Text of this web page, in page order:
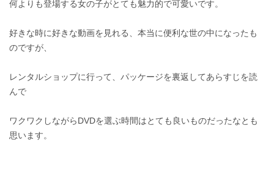
何よりも登場する女の子がとても魅力的で可愛いです。
好きな時に好きな動画を見れる、本当に便利な世の中になったも
のですが、
レンタルショップに行って、パッケージを裏返してあらすじを読
んで
ワクワクしながらDVDを選ぶ時間はとても良いものだったなとも
思います。